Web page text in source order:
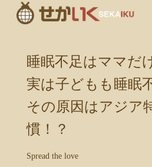
睡眠不足はママだ
実は子どもも睡眠
その原因はアジア
慣！？
Spread the love